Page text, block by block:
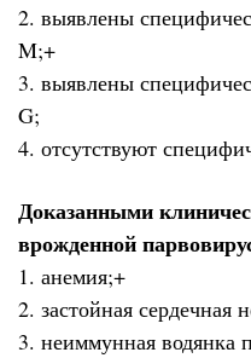
2. выявлены
M;+
3. выявлены
G;
4. отсутствуют
Доказанными
врожденной
1. анемия;+
2. застойная сердечная
3. неиммунная водянка